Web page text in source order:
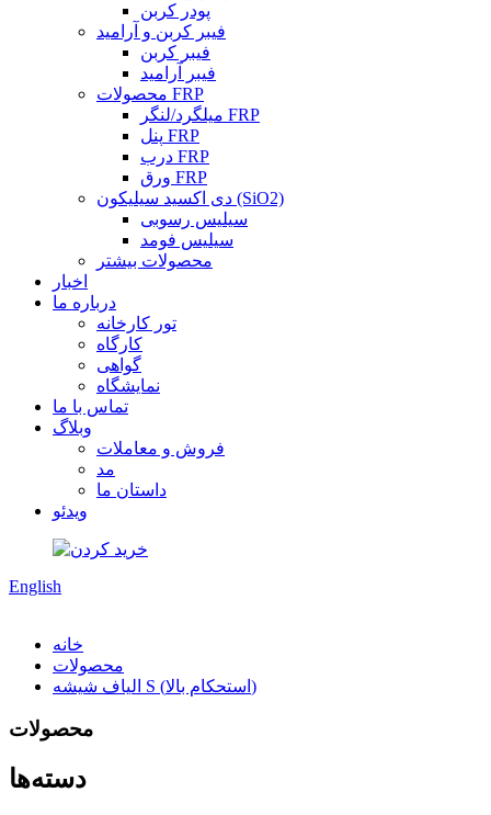
پودر کربن
فیبر کربن و آرامید
فیبر کربن
فیبر آرامید
محصولات FRP
میلگرد/لنگر FRP
پنل FRP
درب FRP
ورق FRP
دی اکسید سیلیکون (SiO2)
سیلیس رسوبی
سیلیس فومد
محصولات بیشتر
اخبار
درباره ما
تور کارخانه
کارگاه
گواهی
نمایشگاه
تماس با ما
وبلاگ
فروش و معاملات
مد
داستان ما
ویدئو
English
خانه
محصولات
الیاف شیشه S (استحکام بالا)
محصولات
دسته‌ها